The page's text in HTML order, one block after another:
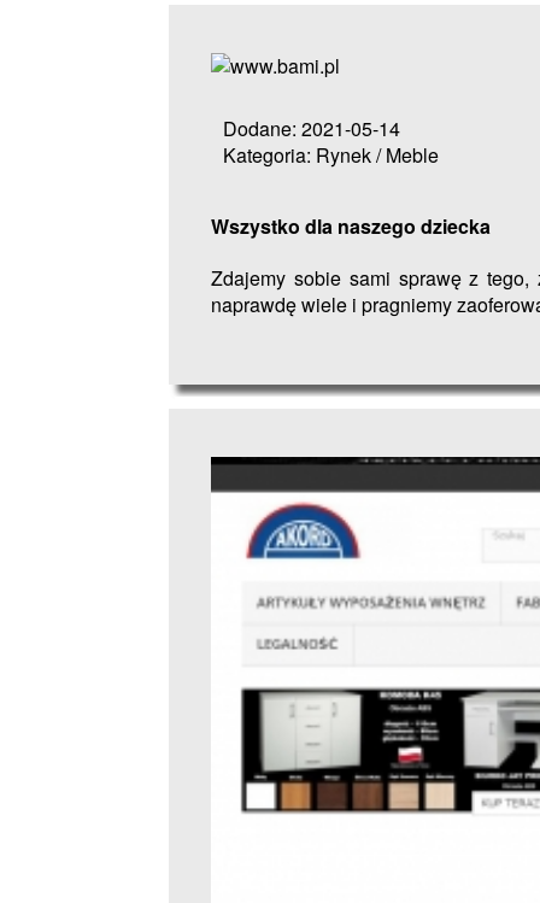
Dodane: 2021-05-14
Kategoria: Rynek / Meble
Wszystko dla naszego dziecka
Zdajemy sobie sami sprawę z
naprawdę wiele i pragniemy